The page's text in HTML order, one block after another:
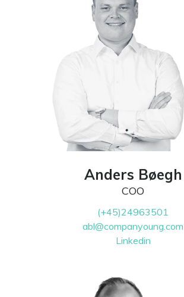
Anders Bøegh
COO
(+45)24963501
abl@companyoung.com
Linkedin